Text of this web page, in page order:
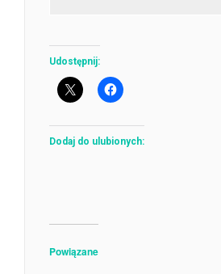
Udostępnij:
Dodaj do ulubionych:
Powiązane